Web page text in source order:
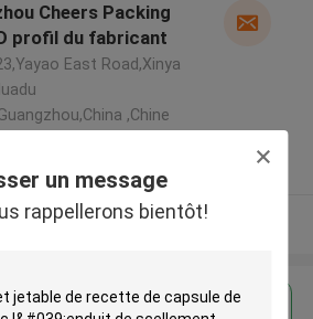
un message
rappellerons bientôt!
Cheers Packing
profil du fabricant
East Road,Xinya
,Chine
Regardez plus